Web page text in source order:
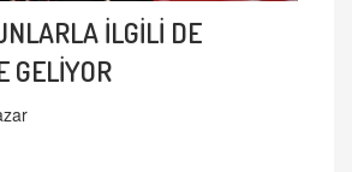
İLGİLİ DE
GELİYOR